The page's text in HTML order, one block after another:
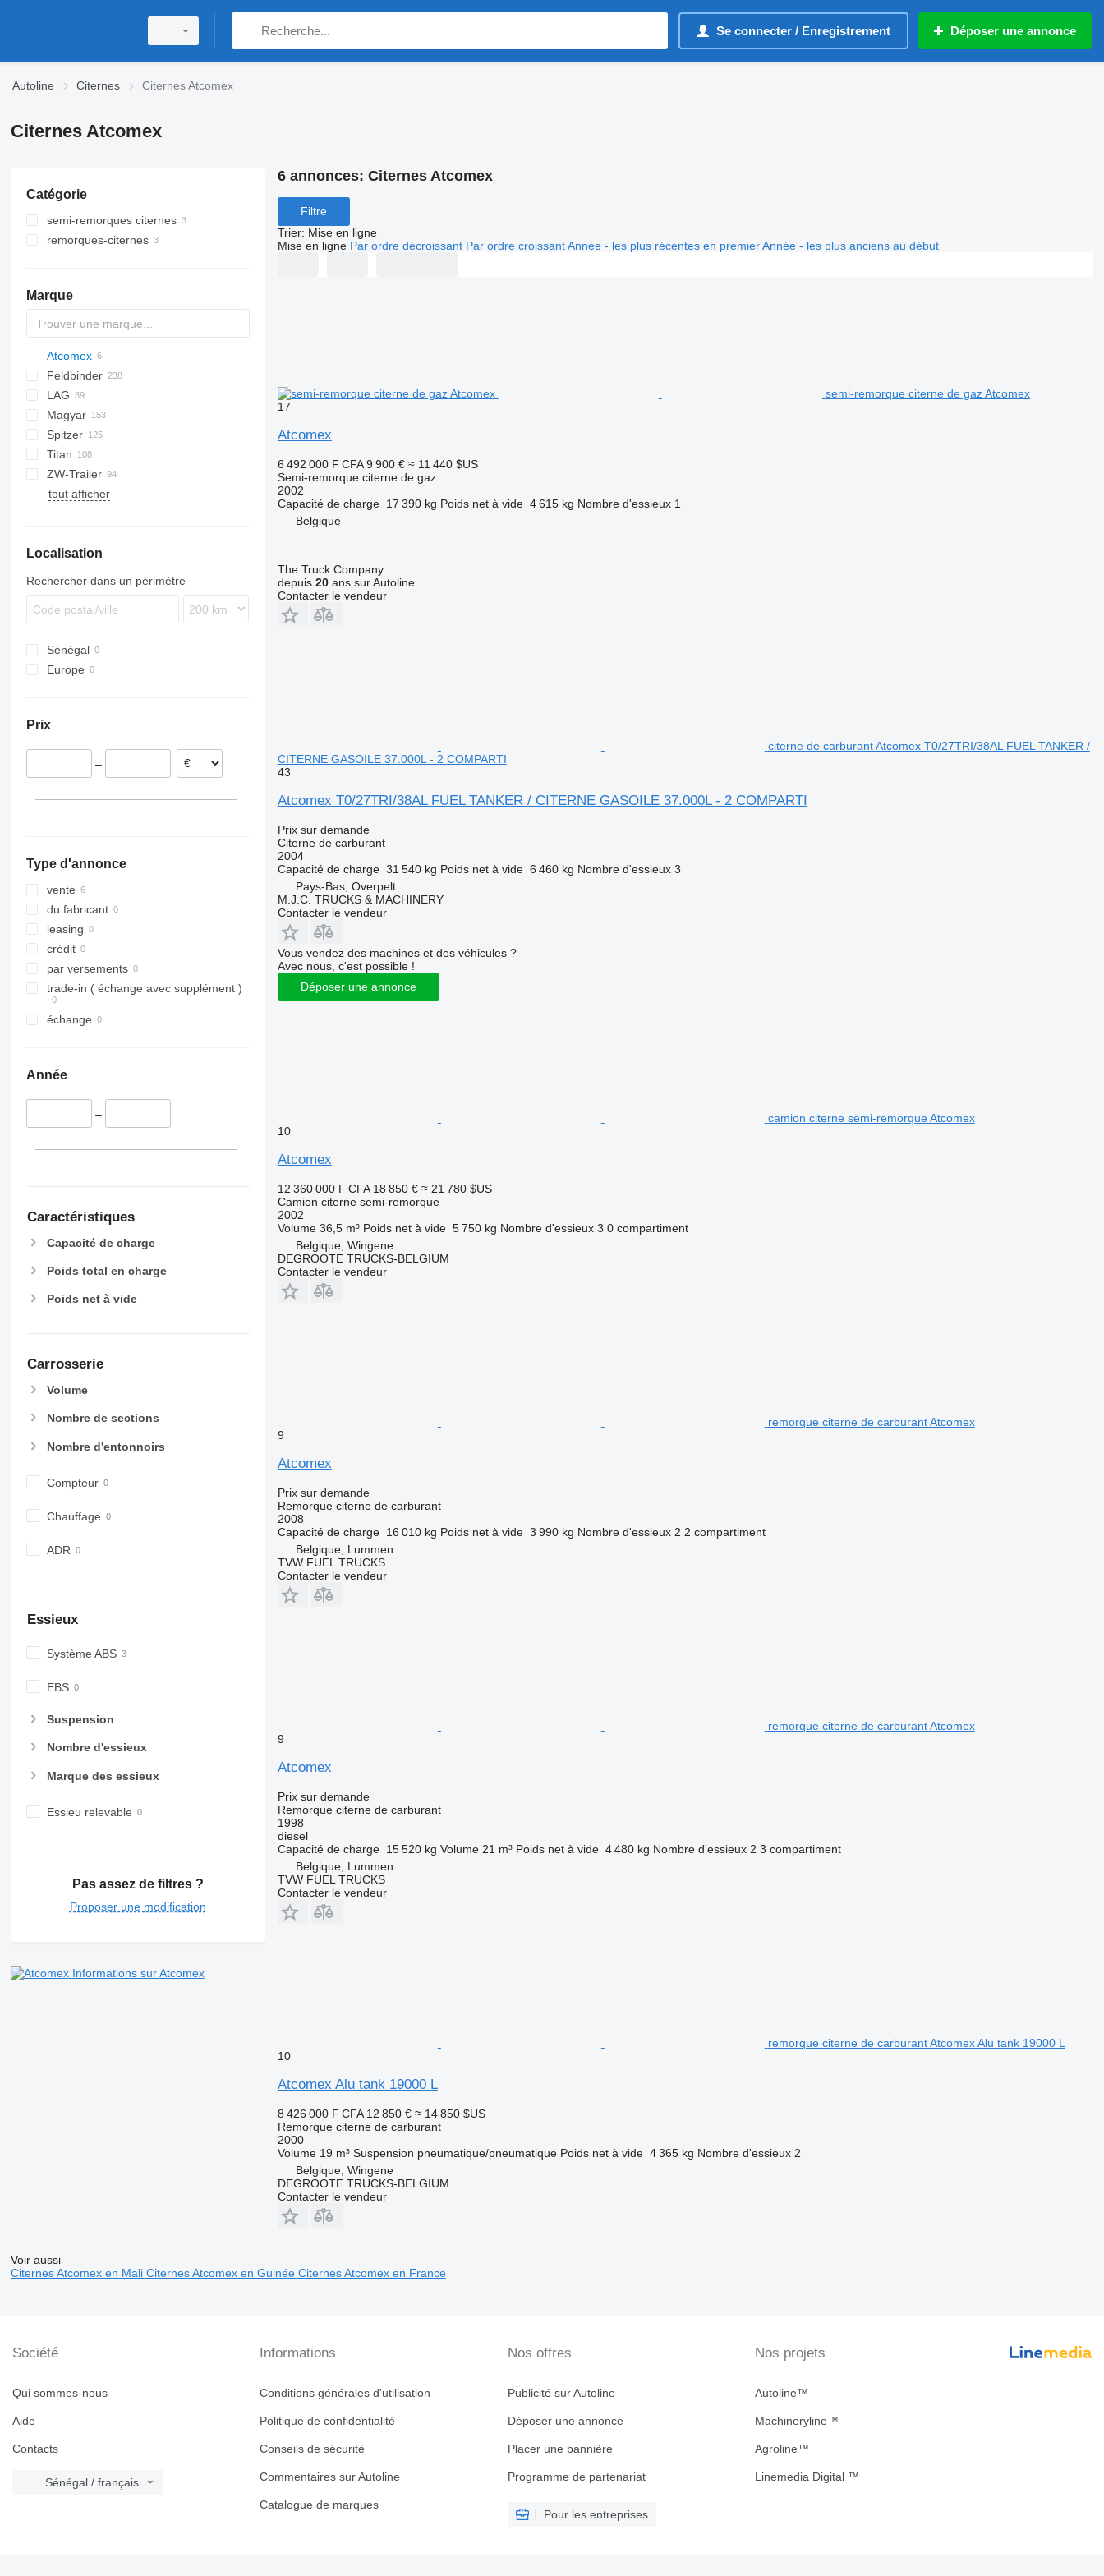
Se connecter / Enregistrement Déposer une annonce
Autoline Citernes Citernes Atcomex
Citernes Atcomex
Catégorie
semi-remorques citernes
citernes de carburant
semi-remorques citernes de gaz
remorques-citernes
Marque
54500
SVM
Atcomex
NCG
NG
CB
T-series
SAPL
KIS
STF
ADR
BPDO
BPO
SOA
K series
LPG
45
AMMONIA
LPG
Carrytank
TF
Feldbinder
EUT
KIP
TSA
ASW
TX
Stralis
Modulo
TSA
SSK
SSL
STB
STS
LAG
0-3
GSA
O-3
TGS
Magyar
S-series
SR
SA
SL
L-series
CM
MACOLA
SCT
TS
Spitzer
SF
SK
LPG
OPL 38
Titan
SP
TX
ADR
97
NS
LPG
ZW-Trailer
tout afficher
Localisation
Rechercher dans un périmètre
Sénégal
Europe
Prix
–
Type d'annonce
vente
du fabricant
leasing
crédit
par versements
trade-in ( échange avec supplément )
échange
Année
–
Caractéristiques
Capacité de charge
Poids total en charge
Poids net à vide
Carrosserie
Volume
Nombre de sections
Nombre d'entonnoirs
Compteur
Chauffage
ADR
Essieux
Système ABS
EBS
Suspension
Nombre d'essieux
Marque des essieux
Essieu relevable
Pas assez de filtres ?
Proposer une modification
Informations sur Atcomex
6 annonces: Citernes Atcomex
Filtre
Trier: Mise en ligne
Mise en ligne Par ordre décroissant Par ordre croissant Année - les plus récentes en premier Année - les plus anciens au début
semi-remorque citerne de gaz Atcomex
17
Atcomex
6 492 000 F CFA 9 900 € ≈ 11 440 $US
Semi-remorque citerne de gaz
2002
Capacité de charge 17 390 kg Poids net à vide 4 615 kg Nombre d'essieux 1
Belgique
The Truck Company
depuis 20ans sur Autoline
Contacter le vendeur
citerne de carburant Atcomex T0/27TRI/38AL FUEL TANKER /
CITERNE GASOILE 37.000L - 2 COMPARTI
43
Atcomex T0/27TRI/38AL FUEL TANKER / CITERNE GASOILE 37.000L - 2 COMPARTI
Prix sur demande
Citerne de carburant
2004
Capacité de charge 31 540 kg Poids net à vide 6 460 kg Nombre d'essieux 3
Pays-Bas, Overpelt
M.J.C. TRUCKS & MACHINERY
Contacter le vendeur
Vous vendez des machines et des véhicules ?
Avec nous, c'est possible !
Déposer une annonce
camion citerne semi-remorque Atcomex
10
Atcomex
12 360 000 F CFA 18 850 € ≈ 21 780 $US
Camion citerne semi-remorque
2002
Volume 36,5 m³ Poids net à vide 5 750 kg Nombre d'essieux 3 0 compartiment
Belgique, Wingene
DEGROOTE TRUCKS-BELGIUM
Contacter le vendeur
remorque citerne de carburant Atcomex
9
Atcomex
Prix sur demande
Remorque citerne de carburant
2008
Capacité de charge 16 010 kg Poids net à vide 3 990 kg Nombre d'essieux 2 2 compartiment
Belgique, Lummen
TVW FUEL TRUCKS
Contacter le vendeur
remorque citerne de carburant Atcomex
9
Atcomex
Prix sur demande
Remorque citerne de carburant
1998
diesel
Capacité de charge 15 520 kg Volume 21 m³ Poids net à vide 4 480 kg Nombre d'essieux 2 3 compartiment
Belgique, Lummen
TVW FUEL TRUCKS
Contacter le vendeur
remorque citerne de carburant Atcomex Alu tank 19000 L
10
Atcomex Alu tank 19000 L
8 426 000 F CFA 12 850 € ≈ 14 850 $US
Remorque citerne de carburant
2000
Volume 19 m³ Suspension pneumatique/pneumatique Poids net à vide 4 365 kg Nombre d'essieux 2
Belgique, Wingene
DEGROOTE TRUCKS-BELGIUM
Contacter le vendeur
Voir aussi
Citernes Atcomex en Mali Citernes Atcomex en Guinée Citernes Atcomex en France
Société
Qui sommes-nous
Aide
Contacts
Sénégal / français
Informations
Conditions générales d'utilisation
Politique de confidentialité
Conseils de sécurité
Commentaires sur Autoline
Catalogue de marques
Nos offres
Publicité sur Autoline
Déposer une annonce
Placer une bannière
Programme de partenariat
Pour les entreprises
Nos projets
Autoline™
Machineryline™
Agroline™
Linemedia Digital ™